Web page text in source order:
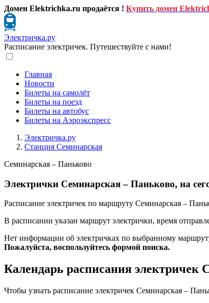
Домен Elektrichka.ru продаётся ! Купить домен
Электричка.ру
Расписание электричек. Путешествуйте с нами!
Главная
Новости
Билеты на самолёт
Билеты на поезд
Билеты на автобус
Билеты на Аэроэкспресс
Электричка.ру
Станция Семинарская
Семинарская – Паньково
Электрички Семинарская – Паньково, на
Расписание электричек по маршруту Семинарская –
В расписании указан маршрут электрички, время
Нет информации об электричках по выбранному
Пожалуйста, воспользуйтесь формой поиска.
Календарь расписания электричек
Чтобы узнать расписание электричек Семинарская –